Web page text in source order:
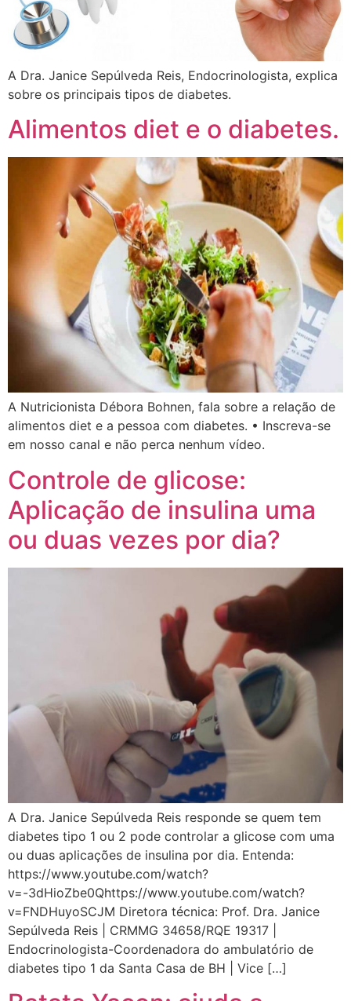
A Dra. Janice Sepúlveda Reis, Endocrinologista, explica
sobre os principais tipos de diabetes.
Alimentos diet e o diabetes.
A Nutricionista Débora Bohnen, fala sobre a relação de
alimentos diet e a pessoa com diabetes. • Inscreva-se
em nosso canal e não perca nenhum vídeo.
Controle de glicose:
Aplicação de insulina uma
ou duas vezes por dia?
A Dra. Janice Sepúlveda Reis responde se quem tem
diabetes tipo 1 ou 2 pode controlar a glicose com uma
ou duas aplicações de insulina por dia. Entenda:
https://www.youtube.com/watch?
v=-3dHioZbe0Qhttps://www.youtube.com/watch?
v=FNDHuyoSCJM Diretora técnica: Prof. Dra. Janice
Sepúlveda Reis | CRMMG 34658/RQE 19317 |
Endocrinologista-Coordenadora do ambulatório de
diabetes tipo 1 da Santa Casa de BH | Vice […]